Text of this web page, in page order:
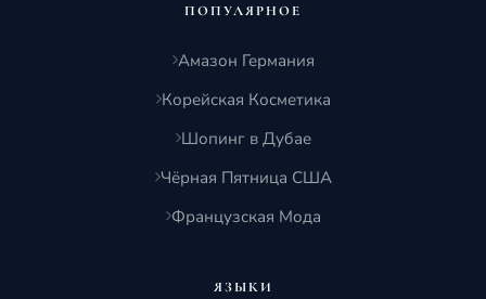
ПОПУЛЯРНОЕ
Амазон Германия
Корейская Косметика
Шопинг в Дубае
Чёрная Пятница США
Французская Мода
ЯЗЫКИ